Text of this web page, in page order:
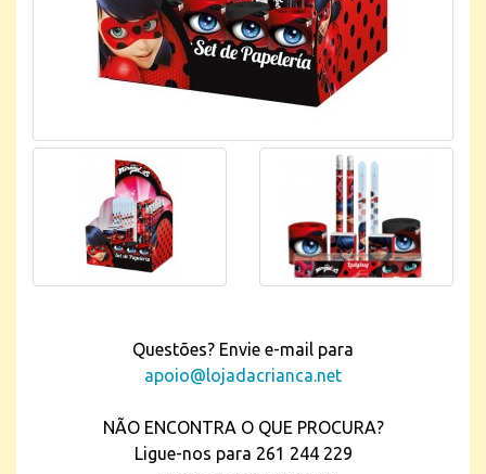
Questões? Envie e-mail para
apoio@lojadacrianca.net
NÃO ENCONTRA O QUE PROCURA?
Ligue-nos para 261 244 229